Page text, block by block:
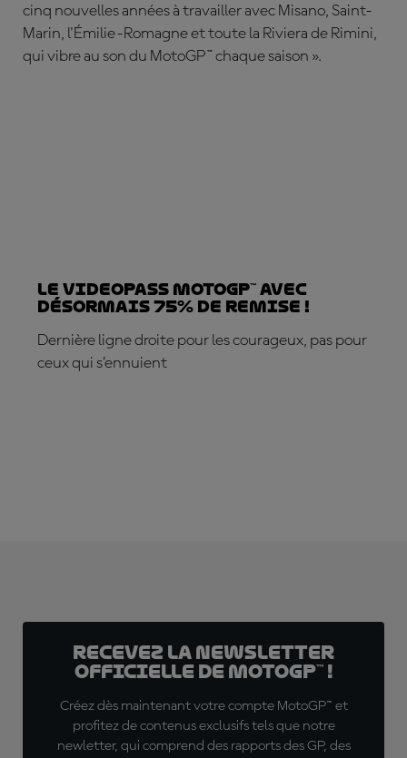
cinq nouvelles années à travailler avec Misano, Saint-
Marin, l'Émilie-Romagne et toute la Riviera de Rimini,
qui vibre au son du MotoGP™ chaque saison ».
Le VideoPass MotoGP™ avec
désormais 75% de remise !
Dernière ligne droite pour les courageux, pas pour
ceux qui s’ennuient
Recevez la Newsletter
officielle de MotoGP™ !
Créez dès maintenant votre compte MotoGP™ et
profitez de contenus exclusifs tels que notre
newletter, qui comprend des rapports des GP, des